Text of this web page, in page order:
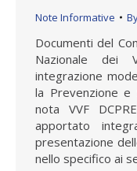
Note Informative
Documenti del
Nazionale dei
integrazione
la Prevenzione e
nota VVF
apportato
presentazione
nello specifico ai